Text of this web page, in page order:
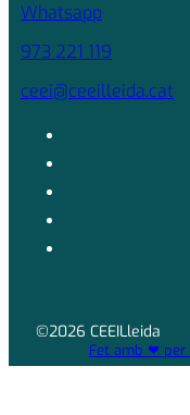
Whatsapp
973 221 119
ceei@ceeilleida.cat
©2026 CEEILleida
Fet amb ❤ per